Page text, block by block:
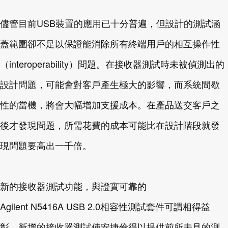
儘管目前USB裝置的應用已十分普遍，但設計的測試涵
蓋範圍卻不足以保證能消除所有終端用戶的相互操作性
（interoperability）問題。在接收器測試時未被偵測出的
設計問題，可能會對客戶產生極大的影響，而系統間歇
性的當機，將會大幅增加支援成本。在產品送交客戶之
後才發現問題，所需花費的成本可能比在設計階段就發
現問題要高出一千倍。
新的接收器測試功能，與證實可靠的
Agilent N5416A USB 2.0相容性測試套件可謂相得益